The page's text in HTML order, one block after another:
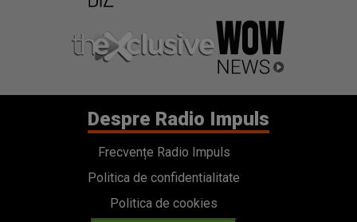
Despre Radio Impuls
Frecvențe Radio Impuls
Politica de confidentialitate
Politica de cookies